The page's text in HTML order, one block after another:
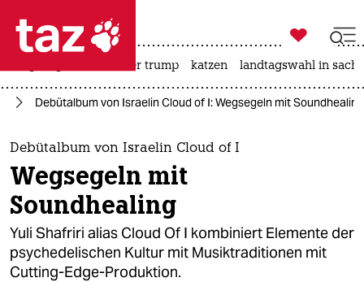
 taz zahl ich
taz zahl ich
themen
politik
öko
gesellschaft

taz zahl ich
usa unter trump katzen landtagswahl in
Debütalbum von Israelin Cloud of I: Wegsegeln mit Soundhealing
Debütalbum von Israelin Cloud of I
Wegsegeln mit
Soundhealing
Yuli Shafriri alias Cloud Of I kombiniert Elemente der
psychedelischen Kultur mit Musiktraditionen mit
Cutting-Edge-Produktion.